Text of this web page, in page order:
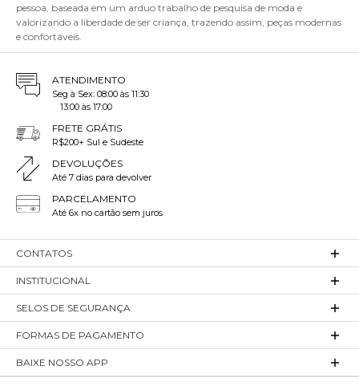
pessoa, baseada em um arduo trabalho de pesquisa de moda e
valorizando a liberdade de ser criança, trazendo assim, peças modernas
e confortáveis.
ATENDIMENTO
Seg à Sex: 08:00 às 11:30
13:00 às 17:00
FRETE GRÁTIS
R$200+ Sul e Sudeste
DEVOLUÇÕES
Até 7 dias para devolver
PARCELAMENTO
Até 6x no cartão sem juros
CONTATOS
INSTITUCIONAL
SELOS DE SEGURANÇA
FORMAS DE PAGAMENTO
BAIXE NOSSO APP